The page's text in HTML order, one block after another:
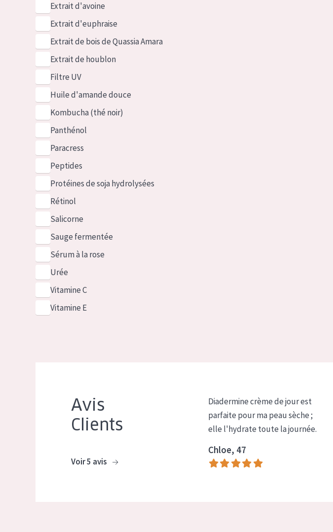
Extrait d'avoine
Extrait d'euphraise
Extrait de bois de Quassia Amara
Extrait de houblon
Filtre UV
Huile d'amande douce
Kombucha (thé noir)
Panthénol
Paracress
Peptides
Protéines de soja hydrolysées
Rétinol
Salicorne
Sauge fermentée
Sérum à la rose
Urée
Vitamine C
Vitamine E
Avis
Clients
Voir 5 avis
Diadermine crème de jour est
parfaite pour ma peau sèche ;
elle l'hydrate toute la journée.
Chloe, 47